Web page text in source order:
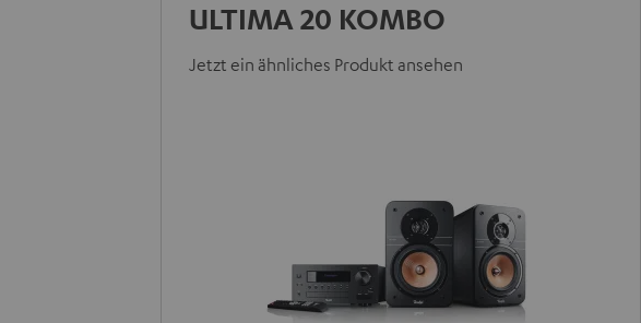
ULTIMA 20 KOMBO
Jetzt ein ähnliches Produkt ansehen